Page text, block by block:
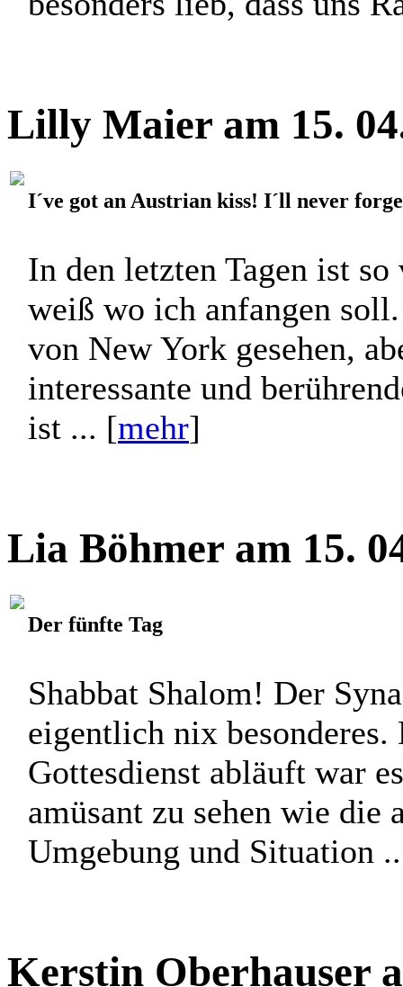
Lilly Maier am 15.
I´ve got an Austrian kiss! I´ll never
In den letzten Tagen ist
weiß wo ich anfangen
von New York gesehen,
interessante und
ist ... [mehr]
Lia Böhmer am 15.
Der fünfte Tag
Shabbat Shalom! Der
eigentlich nix
Gottesdienst abläuft war
amüsant zu sehen wie die
Umgebung und Situation
Kerstin Oberhauser